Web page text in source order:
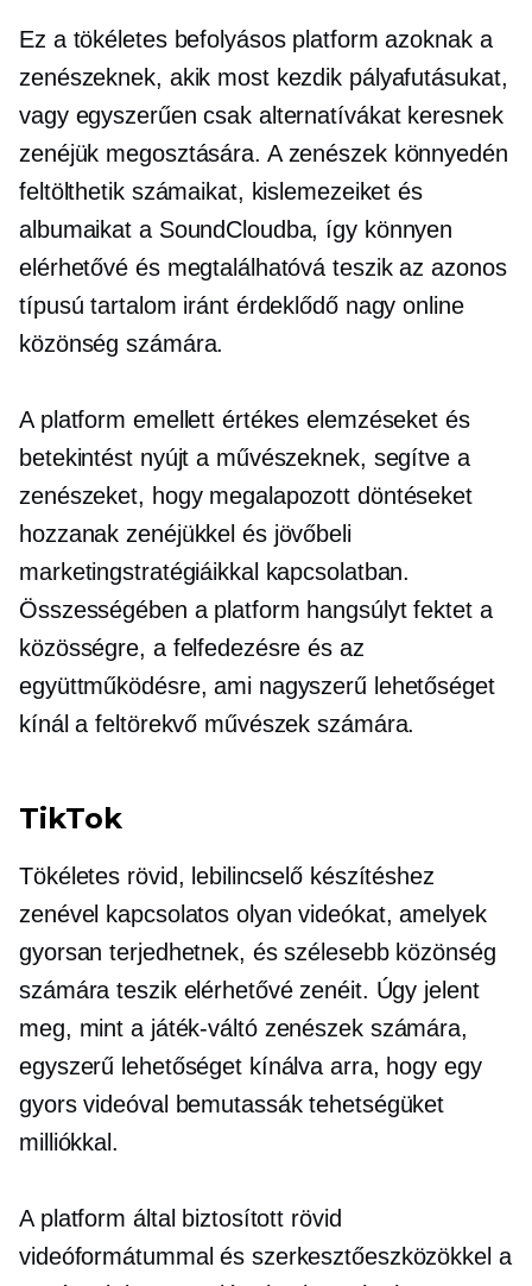
Ez a tökéletes befolyásos platform azoknak a
zenészeknek, akik most kezdik pályafutásukat,
vagy egyszerűen csak alternatívákat keresnek
zenéjük megosztására. A zenészek könnyedén
feltölthetik számaikat, kislemezeiket és
albumaikat a SoundCloudba, így könnyen
elérhetővé és megtalálhatóvá teszik az azonos
típusú tartalom iránt érdeklődő nagy online
közönség számára.
A platform emellett értékes elemzéseket és
betekintést nyújt a művészeknek, segítve a
zenészeket, hogy megalapozott döntéseket
hozzanak zenéjükkel és jövőbeli
marketingstratégiáikkal kapcsolatban.
Összességében a platform hangsúlyt fektet a
közösségre, a felfedezésre és az
együttműködésre, ami nagyszerű lehetőséget
kínál a feltörekvő művészek számára.
TikTok
Tökéletes rövid, lebilincselő készítéshez
zenével kapcsolatos olyan videókat, amelyek
gyorsan terjedhetnek, és szélesebb közönség
számára teszik elérhetővé zenéit. Úgy jelent
meg, mint a játék-váltózenészek számára,
egyszerű lehetőséget kínálva arra, hogy egy
gyors videóval bemutassák tehetségüket
milliókkal.
A platform által biztosított rövid
videóformátummal és szerkesztőeszközökkel a